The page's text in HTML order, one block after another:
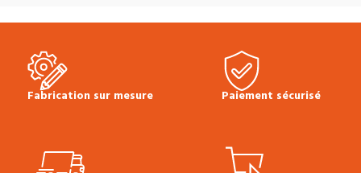
Fabrication sur mesure Paiement sécurisé